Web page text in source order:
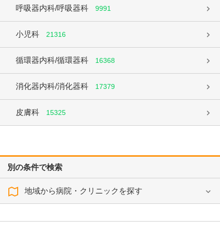
呼吸器内科/呼吸器科 9991
小児科 21316
循環器内科/循環器科 16368
消化器内科/消化器科 17379
皮膚科 15325
別の条件で検索
地域から病院・クリニックを探す